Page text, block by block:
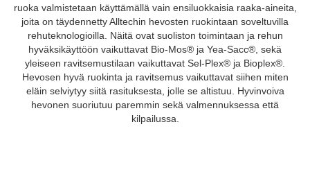
ruoka valmistetaan käyttämällä vain ensiluokkaisia raaka-aineita,
joita on täydennetty Alltechin hevosten ruokintaan soveltuvilla
rehuteknologioilla. Näitä ovat suoliston toimintaan ja rehun
hyväksikäyttöön vaikuttavat Bio-Mos® ja Yea-Sacc®, sekä
yleiseen ravitsemustilaan vaikuttavat Sel-Plex® ja Bioplex®.
Hevosen hyvä ruokinta ja ravitsemus vaikuttavat siihen miten
eläin selviytyy siitä rasituksesta, jolle se altistuu. Hyvinvoiva
hevonen suoriutuu paremmin sekä valmennuksessa että
kilpailussa.